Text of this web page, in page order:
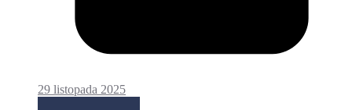
29 listopada 2025